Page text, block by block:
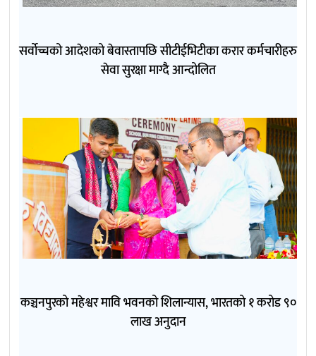
सर्वोच्चको आदेशको बेवास्तापछि सीटीईभिटीका करार कर्मचारीहरु
सेवा सुरक्षा माग्दै आन्दोलित
कञ्चनपुरको महेश्वर मावि भवनको शिलान्यास, भारतको १ करोड ९०
लाख अनुदान